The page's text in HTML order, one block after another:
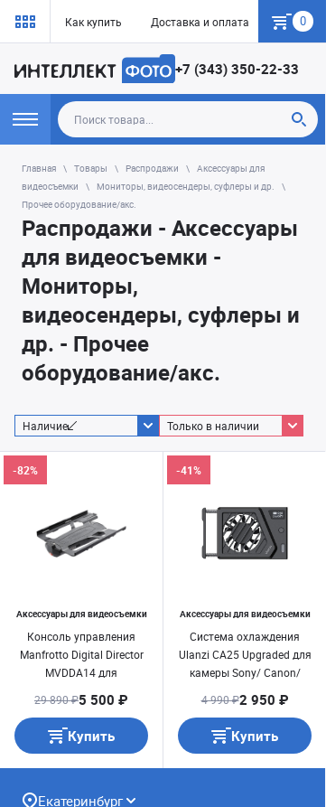
Как купить Доставка и оплата Гарантия
0
+7 (343) 350-22-33
Главная Товары Распродажи
Аксессуары для
видеосъемки
Мониторы, видеосендеры, суфлеры и др.
Прочее оборудование/акс.
Распродажи - Аксессуары
для видеосъемки -
Мониторы,
видеосендеры, суфлеры и
др. - Прочее
оборудование/акс.
Наличие Только в наличии
Аксессуары для видеосъемки
Консоль управления
Manfrotto Digital Director
MVDDA14 для
компьютера (через Apple
iPad )
-82%
29 890 ₽5 500 ₽
Купить
Аксессуары для видеосъемки
Система охлаждения
Ulanzi CA25 Upgraded для
камеры Sony/ Canon/
-41%
4 990 ₽2 950 ₽
Купить
Екатеринбург